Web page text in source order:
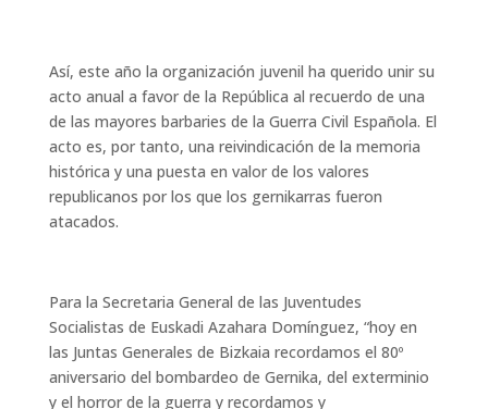
Así, este año la organización juvenil ha querido unir su
acto anual a favor de la República al recuerdo de una
de las mayores barbaries de la Guerra Civil Española. El
acto es, por tanto, una reivindicación de la memoria
histórica y una puesta en valor de los valores
republicanos por los que los gernikarras fueron
atacados.
Para la Secretaria General de las Juventudes
Socialistas de Euskadi Azahara Domínguez, “hoy en
las Juntas Generales de Bizkaia recordamos el 80º
aniversario del bombardeo de Gernika, del exterminio
y el horror de la guerra y recordamos y